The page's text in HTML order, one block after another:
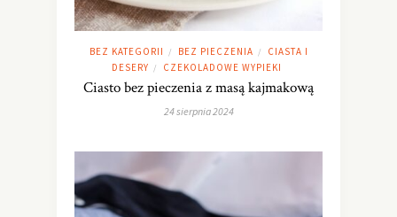
BEZ KATEGORII / BEZ PIECZENIA /
CIASTA I
DESERY / CZEKOLADOWE WYPIEKI
Ciasto bez pieczenia z masą kajmakową
24 sierpnia 2024